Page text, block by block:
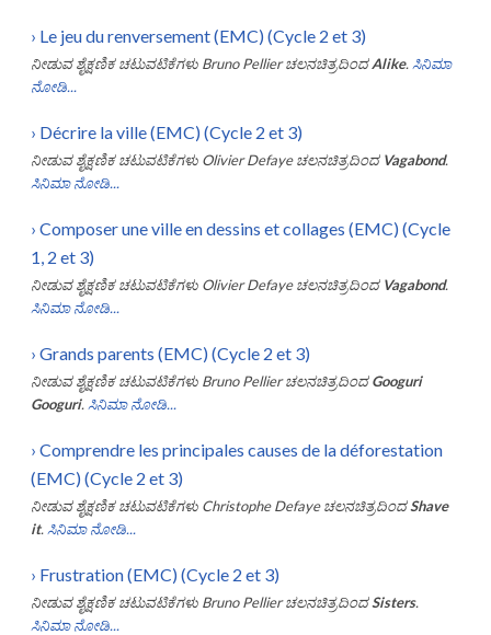
› Le jeu du renversement (EMC) (Cycle 2 et 3)
ನೀಡುವ ಶೈಕ್ಷಣಿಕ ಚಟುವಟಿಕೆಗಳು Bruno Pellier ಚಲನಚಿತ್ರದಿಂದ Alike. ಸಿನಿಮಾ
ನೋಡಿ...
› Décrire la ville (EMC) (Cycle 2 et 3)
ನೀಡುವ ಶೈಕ್ಷಣಿಕ ಚಟುವಟಿಕೆಗಳು Olivier Defaye ಚಲನಚಿತ್ರದಿಂದ Vagabond.
ಸಿನಿಮಾ ನೋಡಿ...
› Composer une ville en dessins et collages (EMC) (Cycle
1, 2 et 3)
ನೀಡುವ ಶೈಕ್ಷಣಿಕ ಚಟುವಟಿಕೆಗಳು Olivier Defaye ಚಲನಚಿತ್ರದಿಂದ Vagabond.
ಸಿನಿಮಾ ನೋಡಿ...
› Grands parents (EMC) (Cycle 2 et 3)
ನೀಡುವ ಶೈಕ್ಷಣಿಕ ಚಟುವಟಿಕೆಗಳು Bruno Pellier ಚಲನಚಿತ್ರದಿಂದ Googuri
Googuri. ಸಿನಿಮಾ ನೋಡಿ...
› Comprendre les principales causes de la déforestation
(EMC) (Cycle 2 et 3)
ನೀಡುವ ಶೈಕ್ಷಣಿಕ ಚಟುವಟಿಕೆಗಳು Christophe Defaye ಚಲನಚಿತ್ರದಿಂದShave
it. ಸಿನಿಮಾ ನೋಡಿ...
› Frustration (EMC) (Cycle 2 et 3)
ನೀಡುವ ಶೈಕ್ಷಣಿಕ ಚಟುವಟಿಕೆಗಳು Bruno Pellier ಚಲನಚಿತ್ರದಿಂದSisters.
ಸಿನಿಮಾ ನೋಡಿ...